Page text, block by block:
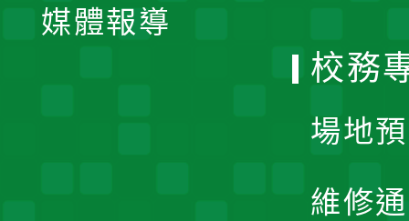
媒體報導
校務
場地
維修